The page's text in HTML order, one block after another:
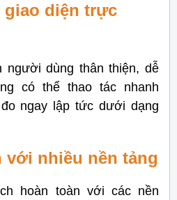
giao diện trực
người dùng thân thiện, dễ
có thể thao tác nhanh
ngay lập tức dưới dạng
nhiều nền tảng
hoàn toàn với các nền